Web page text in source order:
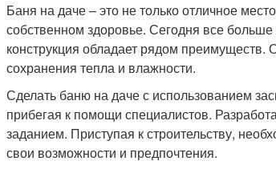
Баня на даче – это не только отличное
собственном здоровье. Сегодня все
конструкция обладает рядом
сохранения тепла и влажности.
Сделать баню на даче с использованием
прибегая к помощи специалистов.
заданием. Приступая к строительству,
свои возможности и предпочтения.